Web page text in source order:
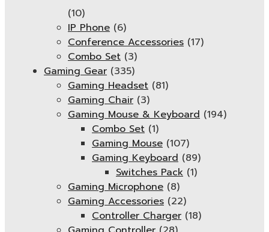
(10)
IP Phone (6)
Conference Accessories (17)
Combo Set (3)
Gaming Gear (335)
Gaming Headset (81)
Gaming Chair (3)
Gaming Mouse & Keyboard (194)
Combo Set (1)
Gaming Mouse (107)
Gaming Keyboard (89)
Switches Pack (1)
Gaming Microphone (8)
Gaming Accessories (22)
Controller Charger (18)